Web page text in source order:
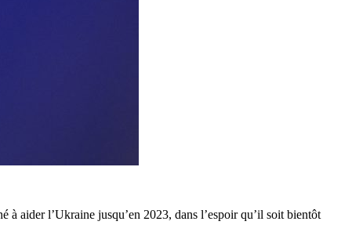
aider l’Ukraine jusqu’en 2023, dans l’espoir qu’il soit bientôt